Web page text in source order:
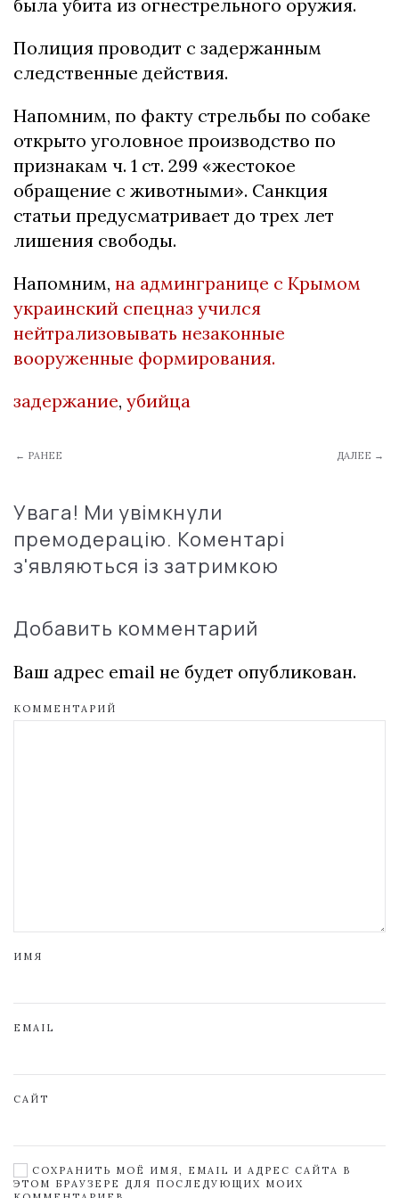
была убита из огнестрельного оружия.
Полиция проводит с задержанным
следственные действия.
Напомним, по факту стрельбы по собаке
открыто уголовное производство по
признакам ч. 1 ст. 299 «жестокое
обращение с животными». Санкция
статьи предусматривает до трех лет
лишения свободы.
Напомним, на админгранице с Крымом
украинский спецназ учился
нейтрализовывать незаконные
вооруженные формирования.
задержание, убийца
← РАНЕЕ ДАЛЕЕ →
Увага! Ми увімкнули
премодерацію. Коментарі
з'являються із затримкою
Добавить комментарий
Ваш адрес email не будет опубликован.
КОММЕНТАРИЙ
ИМЯ
EMAIL
САЙТ
СОХРАНИТЬ МОЁ ИМЯ, EMAIL И АДРЕС САЙТА В
ЭТОМ БРАУЗЕРЕ ДЛЯ ПОСЛЕДУЮЩИХ МОИХ